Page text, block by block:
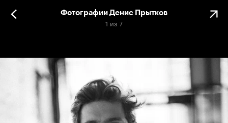
Фотографии Денис Прытков
1 из 7